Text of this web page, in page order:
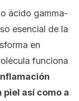
ácido gamma-
esencial de la
en
funciona
piel así como a